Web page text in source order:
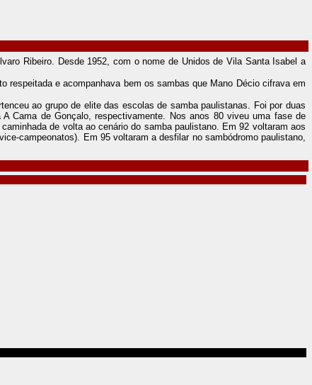
Ribeiro. Desde 1952, com o nome de Unidos de Vila Santa Isabel a
e acompanhava bem os sambas que Mano Décio cifrava em
ao grupo de elite das escolas de samba paulistanas. Foi por duas
Cama de Gonçalo, respectivamente. Nos anos 80 viveu uma fase de
de volta ao cenário do samba paulistano. Em 92 voltaram aos
campeonatos). Em 95 voltaram a desfilar no sambódromo paulistano,